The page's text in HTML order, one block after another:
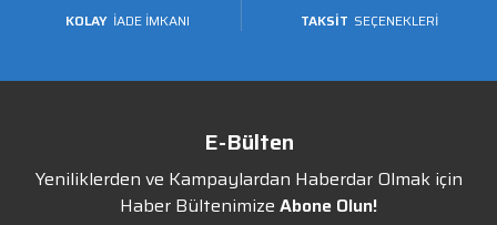
KOLAY İADE İMKANI TAKSİT SEÇENEKLERİ
E-Bülten
Yeniliklerden ve Kampaylardan Haberdar Olmak için
Haber Bültenimize Abone Olun!